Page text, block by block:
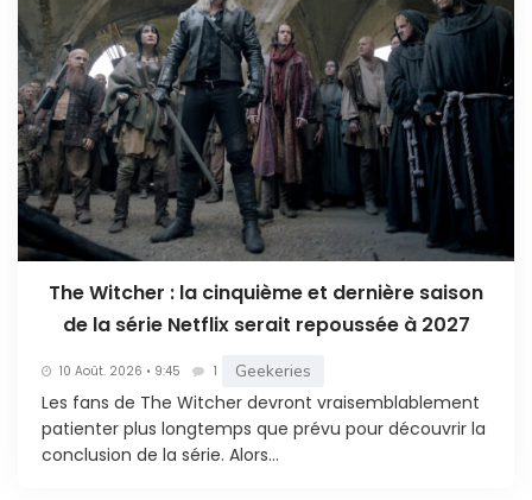
The Witcher : la cinquième et dernière saison
de la série Netflix serait repoussée à 2027
10 Août. 2026 • 9:45 1 Geekeries
Les fans de The Witcher devront vraisemblablement
patienter plus longtemps que prévu pour découvrir la
conclusion de la série. Alors...